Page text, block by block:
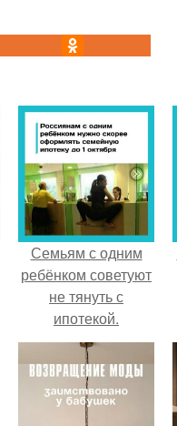
Семьям с одним
ребёнком советуют
не тянуть с
ипотекой.